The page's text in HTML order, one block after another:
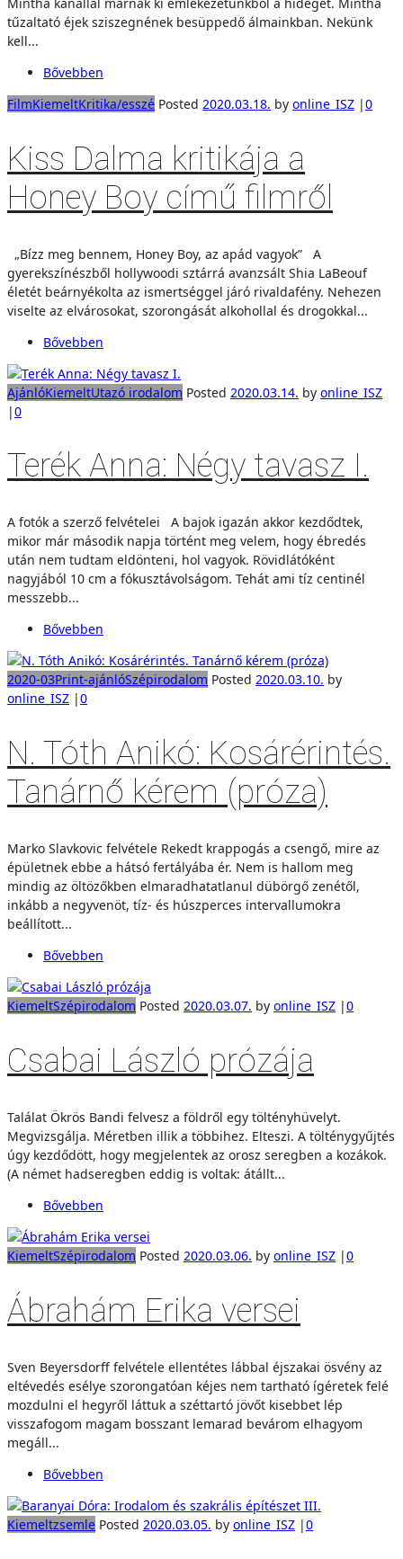
tűzaltató éjek sziszegnének besüppedő álmainkban. Nekünk
kell...
Bővebben
FilmKiemeltKritika/esszé Posted 2020.03.18. by online_ISZ |0
Kiss Dalma kritikája a
Honey Boy című filmről
„Bízz meg bennem, Honey Boy, az apád vagyok” A
gyerekszínészből hollywoodi sztárrá avanzsált Shia LaBeouf
életét beárnyékolta az ismertséggel járó rivaldafény. Nehezen
viselte az elvárosokat, szorongását alkohollal és drogokkal...
Bővebben
AjánlóKiemeltUtazó irodalom Posted 2020.03.14. by online_ISZ
|0
Terék Anna: Négy tavasz I.
A fotók a szerző felvételei A bajok igazán akkor kezdődtek,
mikor már második napja történt meg velem, hogy ébredés
után nem tudtam eldönteni, hol vagyok. Rövidlátóként
nagyjából 10 cm a fókusztávolságom. Tehát ami tíz centinél
messzebb...
Bővebben
2020-03Print-ajánlóSzépirodalom Posted 2020.03.10. by
online_ISZ |0
N. Tóth Anikó: Kosárérintés.
Tanárnő kérem (próza)
Marko Slavkovic felvétele Rekedt krappogás a csengő, mire az
épületnek ebbe a hátsó fertályába ér. Nem is hallom meg
mindig az öltözőkben elmaradhatatlanul dübörgő zenétől,
inkább a negyvenöt, tíz- és húszperces intervallumokra
beállított...
Bővebben
KiemeltSzépirodalom Posted 2020.03.07. by online_ISZ |0
Csabai László prózája
Találat Ökrös Bandi felvesz a földről egy töltényhüvelyt.
Megvizsgálja. Méretben illik a többihez. Elteszi. A tölténygyűjtés
úgy kezdődött, hogy megjelentek az orosz seregben a kozákok.
(A német hadseregben eddig is voltak: átállt...
Bővebben
KiemeltSzépirodalom Posted 2020.03.06. by online_ISZ |0
Ábrahám Erika versei
Sven Beyersdorff felvétele ellentétes lábbal éjszakai ösvény az
eltévedés esélye szorongatóan kéjes nem tartható ígéretek felé
mozdulni el hegyről láttuk a széttartó jövőt kisebbet lép
visszafogom magam bosszant lemarad bevárom elhagyom
megáll...
Bővebben
Kiemeltzsemle Posted 2020.03.05. by online_ISZ |0